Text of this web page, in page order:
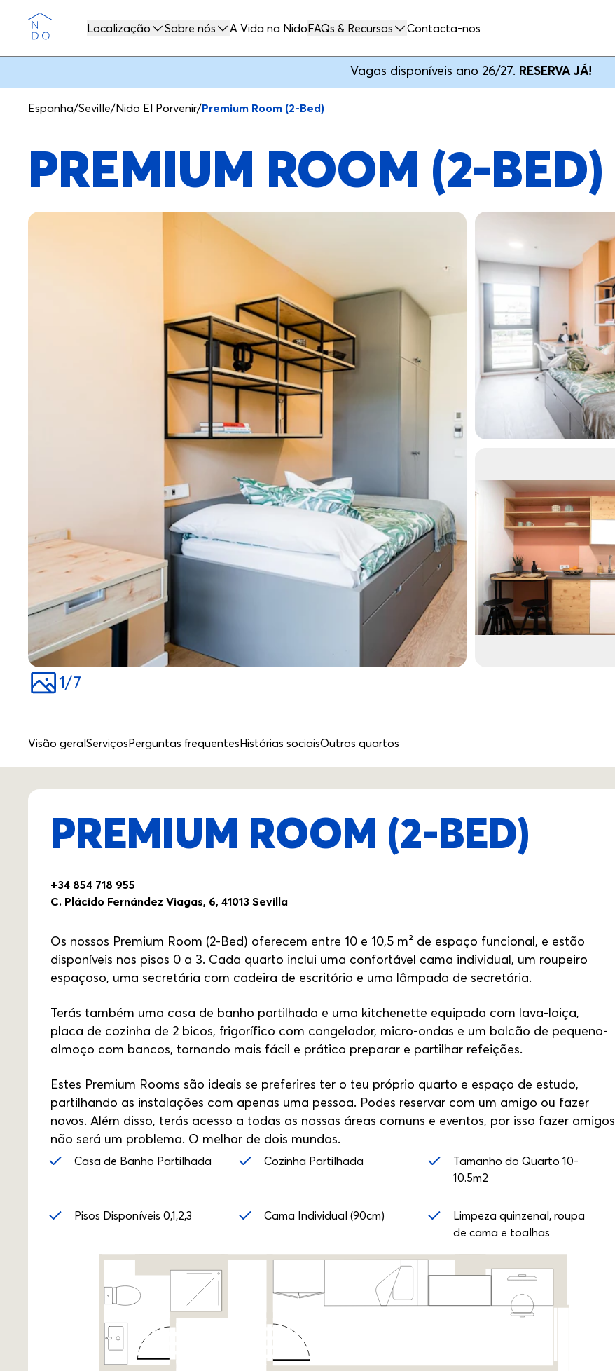
Nido
Localização Sobre nós A Vida na NidoFAQs & Recursos Contacta-nos
Vagas disponíveis ano 26/27. RESERVA JÁ!
Espanha/Seville/Nido El Porvenir/Premium Room (2-Bed)
PREMIUM ROOM (2-BED)
1/7
Visão geralServiçosPerguntas frequentesHistórias sociaisOutros quartos
PREMIUM ROOM (2-BED)
+34 854 718 955
C. Plácido Fernández Viagas, 6, 41013 Sevilla
Os nossos Premium Room (2-Bed) oferecem entre 10 e 10,5 m² de espaço funcional, e estão
disponíveis nos pisos 0 a 3. Cada quarto inclui uma confortável cama individual, um roupeiro
espaçoso, uma secretária com cadeira de escritório e uma lâmpada de secretária.
Terás também uma casa de banho partilhada e uma kitchenette equipada com lava-loiça,
placa de cozinha de 2 bicos, frigorífico com congelador, micro-ondas e um balcão de pequeno-
almoço com bancos, tornando mais fácil e prático preparar e partilhar refeições.
Estes Premium Rooms são ideais se preferires ter o teu próprio quarto e espaço de estudo,
partilhando as instalações com apenas uma pessoa. Podes reservar com um amigo ou fazer
novos. Além disso, terás acesso a todas as nossas áreas comuns e eventos, por isso fazer amigos
não será um problema. O melhor de dois mundos.
Casa de Banho Partilhada Cozinha Partilhada
Tamanho do Quarto 10-
10.5m2
Pisos Disponíveis 0,1,2,3 Cama Individual (90cm)
Limpeza quinzenal, roupa
de cama e toalhas